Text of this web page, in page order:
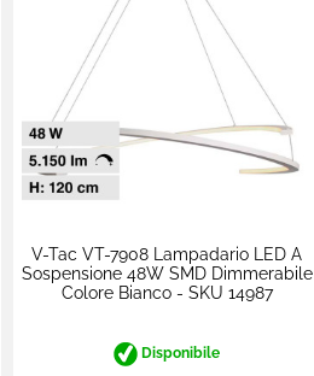
V-Tac VT-7908 Lampadario LED A
Sospensione 48W SMD Dimmerabile
Colore Bianco - SKU 14987
Disponibile